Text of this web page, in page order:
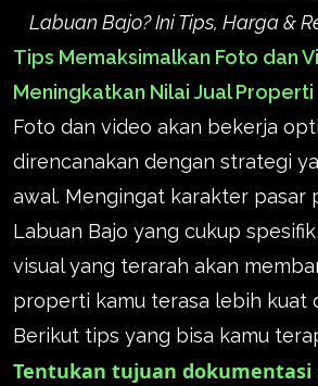
Labuan Bajo? Ini Tips, Harga &
Tips Memaksimalkan Foto dan
Meningkatkan Nilai Jual
Foto dan video akan bekerja
direncanakan dengan strategi
awal. Mengingat karakter pasar
Labuan Bajo yang cukup
visual yang terarah akan
properti kamu terasa lebih kuat
Berikut tips yang bisa kamu
Tentukan tujuan dokumentasi